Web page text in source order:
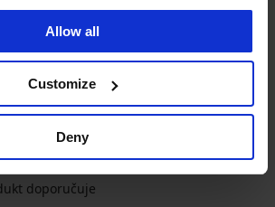
Allow all
Customize
Deny
PRODUKTU Podpůrné
Relax 50 DEN
doporučuje